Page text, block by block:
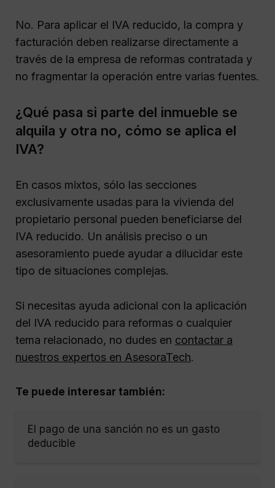
No. Para aplicar el IVA reducido, la compra y
facturación deben realizarse directamente a
través de la empresa de reformas contratada y
no fragmentar la operación entre varias fuentes.
¿Qué pasa si parte del inmueble se
alquila y otra no, cómo se aplica el
IVA?
En casos mixtos, sólo las secciones
exclusivamente usadas para la vivienda del
propietario personal pueden beneficiarse del
IVA reducido. Un análisis preciso o un
asesoramiento puede ayudar a dilucidar este
tipo de situaciones complejas.
Si necesitas ayuda adicional con la aplicación
del IVA reducido para reformas o cualquier
tema relacionado, no dudes en contactar a
nuestros expertos en AsesoraTech.
Te puede interesar también:
El pago de una sanción no es un gasto
deducible